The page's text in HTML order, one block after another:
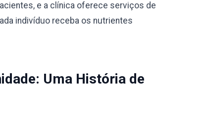
e a clínica oferece serviços de
indivíduo receba os nutrientes
Uma História de